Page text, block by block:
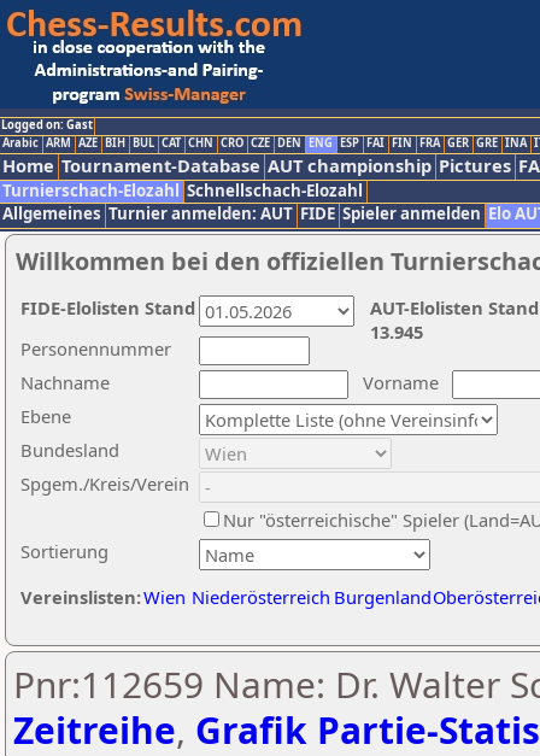
Logged on: Gast
Arabic ARM AZE BIH BUL CAT CHN CRO CZE DEN ENG ESP FAI FIN FRA GER GRE INA
Home Tournament-Database AUT championship Pictures
Turnierschach-Elozahl Schnellschach-Elozahl
Allgemeines Turnier anmelden: AUT FIDE Spieler anmelden Elo
Willkommen bei den offiziellen
Nachname
Vorname
Ebene
Sortierung
Personennummer
Bundesland
Spgem./Kreis/Verein
Nur "österreichische" Spieler
Vereinslisten:Wien Niederösterreich Burgenland
AUT-Elolisten
13.945
FIDE-Elolisten Stand
Pnr:112659 Name: Dr. Walter
Zeitreihe, Grafik Partie-